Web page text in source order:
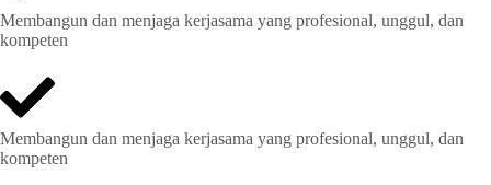
Membangun dan menjaga kerjasama yang profesional, unggul, dan
kompeten
Membangun dan menjaga kerjasama yang profesional, unggul, dan
kompeten